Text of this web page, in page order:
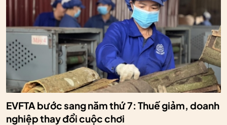
EVFTA bước sang năm thứ 7: Thuế giảm, doanh
nghiệp thay đổi cuộc chơi